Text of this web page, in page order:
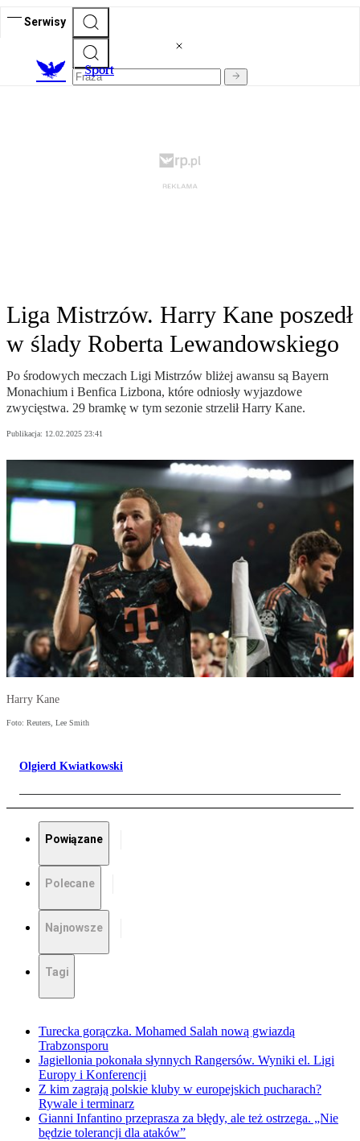
Serwisy
Sport
Liga Mistrzów. Harry Kane poszedł
w ślady Roberta Lewandowskiego
Po środowych meczach Ligi Mistrzów bliżej awansu są Bayern
Monachium i Benfica Lizbona, które odniosły wyjazdowe
zwycięstwa. 29 bramkę w tym sezonie strzelił Harry Kane.
Publikacja: 12.02.2025 23:41
Harry Kane
Foto: Reuters, Lee Smith
Olgierd Kwiatkowski
Powiązane
Polecane
Najnowsze
Tagi
Turecka gorączka. Mohamed Salah nową gwiazdą
Trabzonsporu
Jagiellonia pokonała słynnych Rangersów. Wyniki el. Ligi
Europy i Konferencji
Z kim zagrają polskie kluby w europejskich pucharach?
Rywale i terminarz
Gianni Infantino przeprasza za błędy, ale też ostrzega. „Nie
będzie tolerancji dla ataków”